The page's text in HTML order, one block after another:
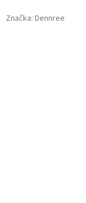
Značka: Dennree